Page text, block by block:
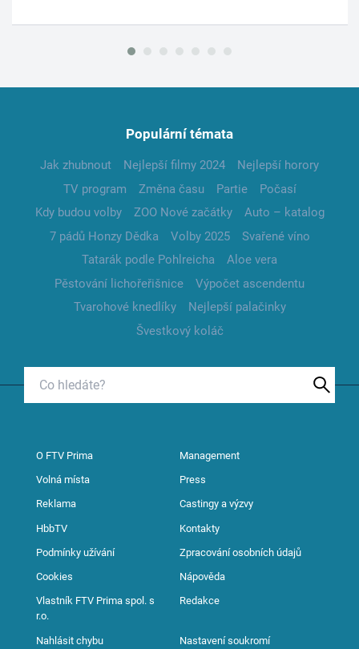
Populární témata
Jak zhubnout Nejlepší filmy 2024
Nejlepší horory
TV program
Změna času Partie
Počasí
Kdy budou volby
ZOO Nové začátky
Auto – katalog
7 pádů Honzy Dědka
Volby 2025
Svařené víno
Tatarák podle Pohlreicha
Aloe vera
Pěstování lichořeřišnice
Výpočet ascendentu
Tvarohové knedlíky
Nejlepší palačinky
Švestkový koláč
O FTV Prima Management
Volná místa Press
Reklama Castingy a výzvy
HbbTV Kontakty
Podmínky užívání Zpracování osobních údajů
Cookies Nápověda
Vlastník FTV Prima spol. s
r.o.
Redakce
Nahlásit chybu Nastavení soukromí